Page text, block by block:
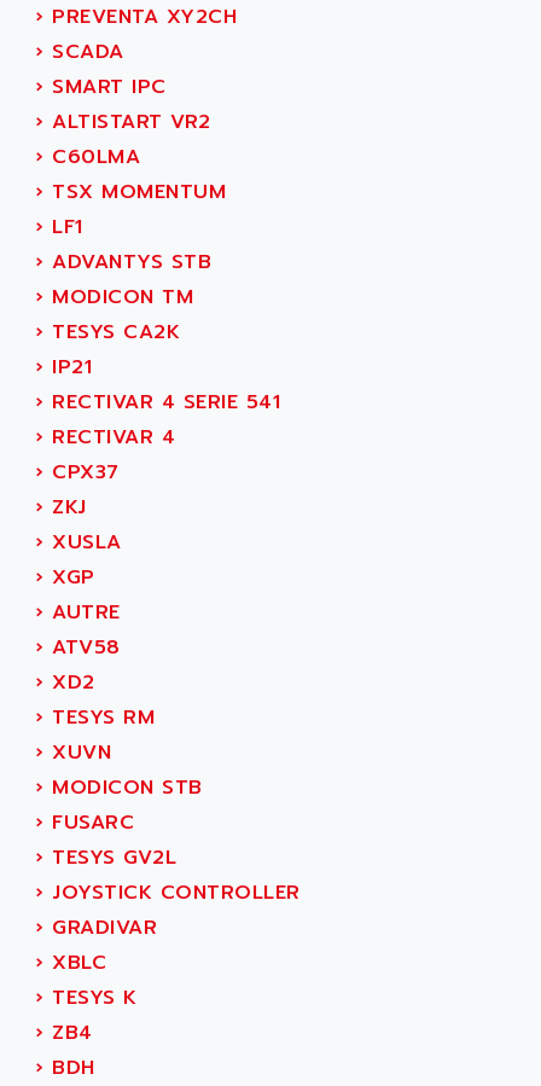
MOVITRAC
LEXIUM
SERVVODYN
SERVODYN
SE50
LTD12
MDLS
ACMD2
ACM
PLS510
PLS508
SERVOSTAR
SIMODRIVE 611
NUM 1060
NUM 760
NUM750
NUM750 / NUM760
NUM 750
ULTRA SERIES
IPC
INDUCTEL
C500
C200H
CQM1
› PREVENTA XY2CH
› SCADA
› SMART IPC
› ALTISTART VR2
› C60LMA
› TSX MOMENTUM
› LF1
› ADVANTYS STB
› MODICON TM
› TESYS CA2K
› IP21
› RECTIVAR 4 SERIE 541
› RECTIVAR 4
› CPX37
› ZKJ
› XUSLA
› XGP
› AUTRE
› ATV58
› XD2
› TESYS RM
› XUVN
› MODICON STB
› FUSARC
› TESYS GV2L
› JOYSTICK CONTROLLER
› GRADIVAR
› XBLC
› TESYS K
› ZB4
› BDH